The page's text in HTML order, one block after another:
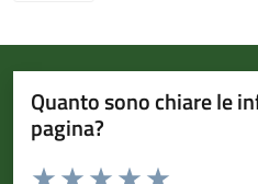
Quanto sono chiare le
pagina?
Valuta da 1 a 5 stelle la pagina